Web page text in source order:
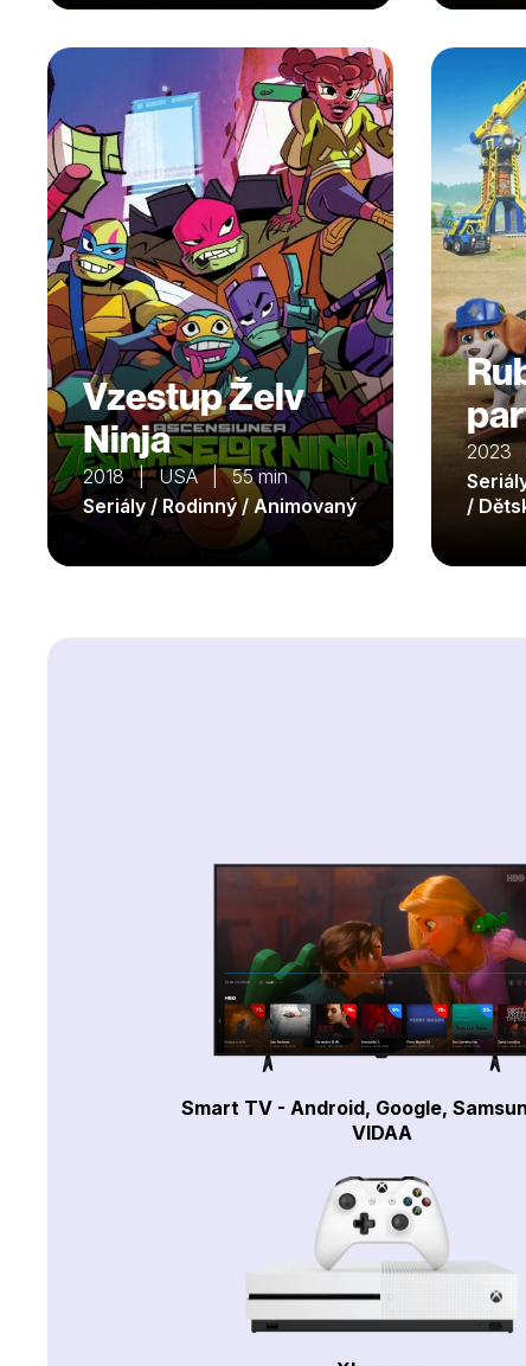
Vzestup Želv
Ninja
2018 | USA | 55 min
Seriály / Rodinný / Animovaný
2023
/
Smart TV - Android, Google,
VIDAA